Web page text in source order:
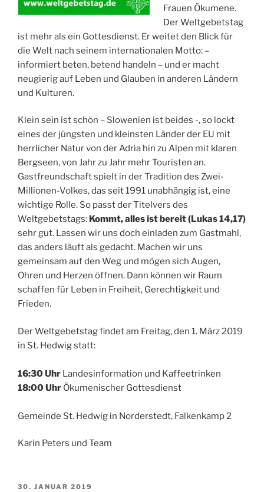
Frauen Ökumene.
Der Weltgebetstag
ist mehr als ein Gottesdienst. Er weitet den Blick für
die Welt nach seinem internationalen Motto: –
informiert beten, betend handeln – und er macht
neugierig auf Leben und Glauben in anderen Ländern
und Kulturen.
Klein sein ist schön – Slowenien ist beides -, so lockt
eines der jüngsten und kleinsten Länder der EU mit
herrlicher Natur von der Adria hin zu Alpen mit klaren
Bergseen, von Jahr zu Jahr mehr Touristen an.
Gastfreundschaft spielt in der Tradition des Zwei-
Millionen-Volkes, das seit 1991 unabhängig ist, eine
wichtige Rolle. So passt der Titelvers des
Weltgebetstags: Kommt, alles ist bereit (Lukas 14,17)
sehr gut. Lassen wir uns doch einladen zum Gastmahl,
das anders läuft als gedacht. Machen wir uns
gemeinsam auf den Weg und mögen sich Augen,
Ohren und Herzen öffnen. Dann können wir Raum
schaffen für Leben in Freiheit, Gerechtigkeit und
Frieden.
Der Weltgebetstag findet am Freitag, den 1. März 2019
in St. Hedwig statt:
16:30 Uhr Landesinformation und Kaffeetrinken
18:00 Uhr Ökumenischer Gottesdienst
Gemeinde St. Hedwig in Norderstedt, Falkenkamp 2
Karin Peters und Team
VERÖFFENTLICHT
30. JANUAR 2019